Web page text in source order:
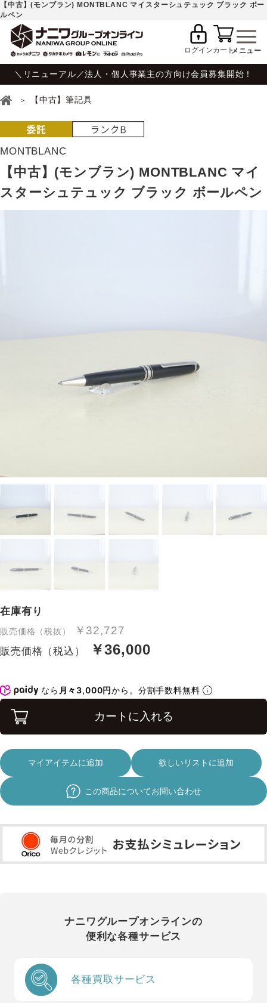
【中古】(モンブラン) MONTBLANC マイスターシュテュック ブラック ボー
ルペン
ログインカート
＼リニューアル／法人・個人事業主の方向け会員募集開始！
【中古】筆記具
MONTBLANC
【中古】(モンブラン) MONTBLANC マイ
スターシュテュック ブラック ボールペン
在庫有り
販売価格（税抜） ￥32,727
販売価格（税込） ￥36,000
なら 月々3,000円から。分割手数料無料
カートに入れる
マイアイテムに追加 欲しいリストに追加
この商品についてお問い合わせ
ナニワグループオンラインの
便利な各種サービス
各種買取サービス